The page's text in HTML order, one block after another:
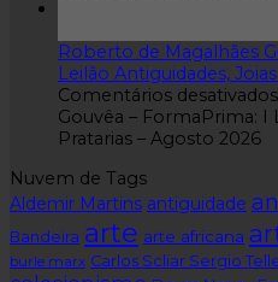
Roberto de Magalhães
Leilão Antiguidades,
Comentários desativados
Gouvêa – FormaPrima: I
Pratarias – Agosto 2026
Nuvem de Tags
Aldemir Martins antiguidade
Bandeira arte arte africana
burle marx Carlos Scliar Sergio